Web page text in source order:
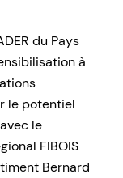
du Pays
à
le potentiel
le
FIBOIS
Bernard